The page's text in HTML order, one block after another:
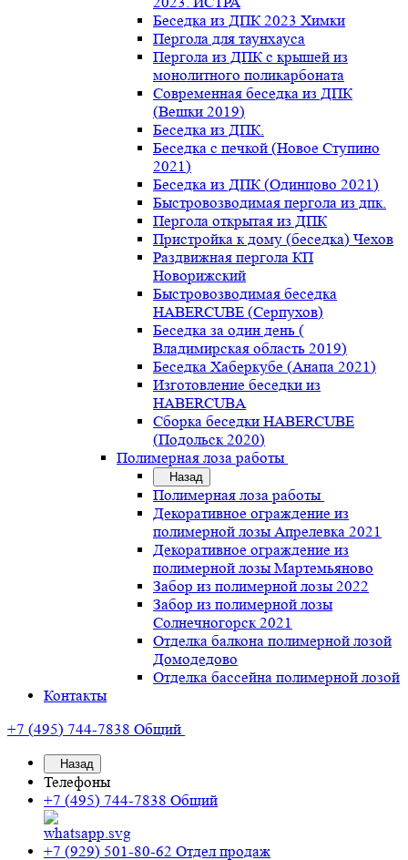
Беседка из ДПК 2023 Химки
Пергола для таунхауса
Пергола из ДПК с крышей из
монолитного поликарбоната
Современная беседка из ДПК
(Вешки 2019)
Беседка из ДПК.
Беседка с печкой (Новое Ступино
2021)
Беседка из ДПК (Одинцово 2021)
Быстровозводимая пергола из дпк.
Пергола открытая из ДПК
Пристройка к дому (беседка) Чехов
Раздвижная пергола КП
Новорижский
Быстровозводимая беседка
HABERCUBE (Серпухов)
Беседка за один день (
Владимирская область 2019)
Беседка Хаберкубе (Анапа 2021)
Изготовление беседки из
HABERCUBA
Сборка беседки HABERCUBE
(Подольск 2020)
Полимерная лоза работы
Назад
Полимерная лоза работы
Декоративное ограждение из
полимерной лозы Апрелевка 2021
Декоративное ограждение из
полимерной лозы Мартемьяново
Забор из полимерной лозы 2022
Забор из полимерной лозы
Солнечногорск 2021
Отделка балкона полимерной лозой
Домодедово
Отделка бассейна полимерной лозой
Контакты
+7 (495) 744-7838 Общий
Назад
Телефоны
+7 (495) 744-7838 Общий
+7 (929) 501-80-62 Отдел продаж